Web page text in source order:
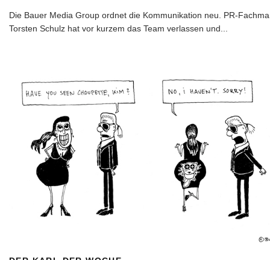
Die Bauer Media Group ordnet die Kommunikation neu. PR-
Torsten Schulz hat vor kurzem das Team verlassen und